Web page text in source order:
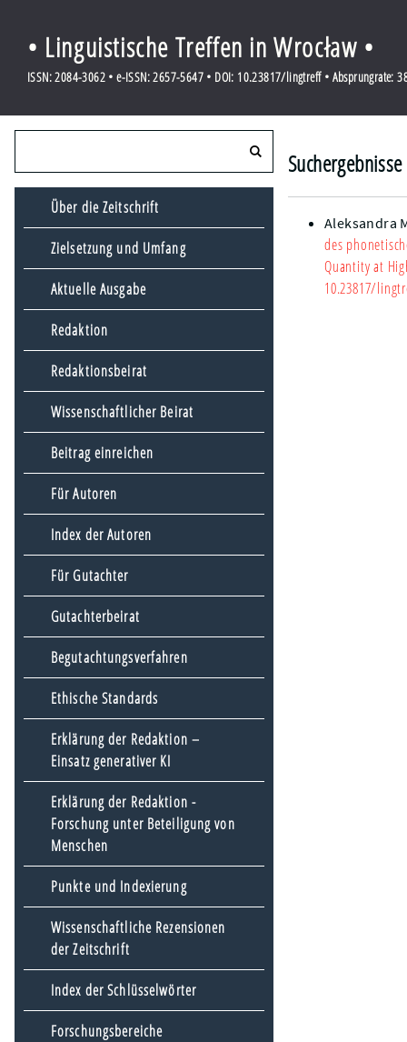
• Linguistische Treffen in Wrocław •
ISSN: 2084-3062 • e-ISSN: 2657-5647 • DOI: 10.23817/lingtreff • Absprungrate:
Über die Zeitschrift
Zielsetzung und Umfang
Aktuelle Ausgabe
Redaktion
Redaktionsbeirat
Wissenschaftlicher Beirat
Beitrag einreichen
Für Autoren
Index der Autoren
Für Gutachter
Gutachterbeirat
Begutachtungsverfahren
Ethische Standards
Erklärung der Redaktion –
Einsatz generativer KI
Erklärung der Redaktion -
Forschung unter Beteiligung von
Menschen
Punkte und Indexierung
Wissenschaftliche Rezensionen
der Zeitschrift
Index der Schlüsselwörter
Forschungsbereiche
Aleksandra
des
Quantity at
10.23817/